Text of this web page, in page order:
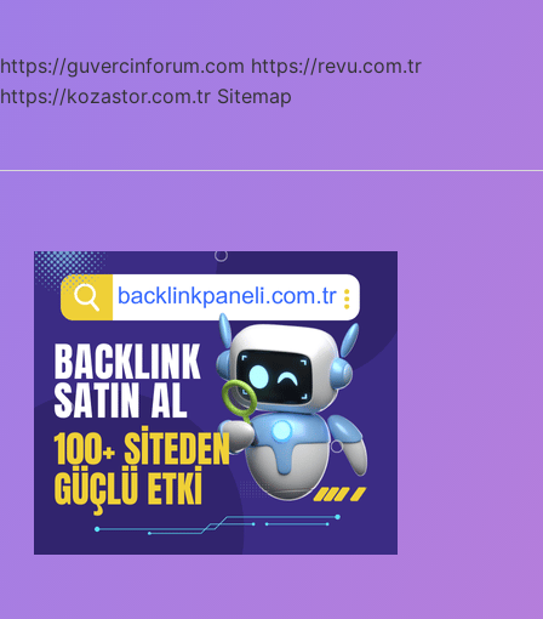
https://guvercinforum.com https://revu.com.tr
https://kozastor.com.tr Sitemap
SIDEBAR